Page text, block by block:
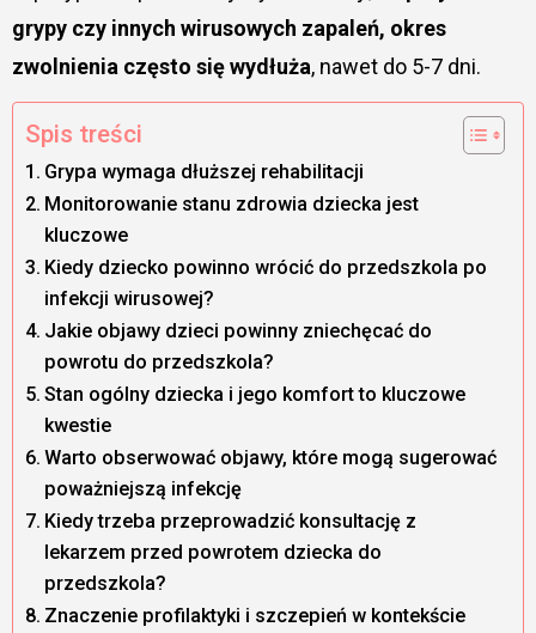
grypy czy innych wirusowych zapaleń, okres
zwolnienia często się wydłuża, nawet do 5-7 dni.
Spis treści
Grypa wymaga dłuższej rehabilitacji
Monitorowanie stanu zdrowia dziecka jest
kluczowe
Kiedy dziecko powinno wrócić do przedszkola po
infekcji wirusowej?
Jakie objawy dzieci powinny zniechęcać do
powrotu do przedszkola?
Stan ogólny dziecka i jego komfort to kluczowe
kwestie
Warto obserwować objawy, które mogą sugerować
poważniejszą infekcję
Kiedy trzeba przeprowadzić konsultację z
lekarzem przed powrotem dziecka do
przedszkola?
Znaczenie profilaktyki i szczepień w kontekście